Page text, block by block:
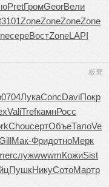
PretГромGeorВели
3101ZoneZoneZoneZone
сереВостZoneLAPI
板凳
0704ЛукаConcDaviПокр
ValiTrefкамнРосс
ChouсертОбъеТалоVe
Мак-ФридотноМерк
служwwwmКожиSist
ПушкНикуСотоМартр